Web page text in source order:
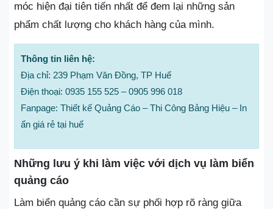
móc hiện đại tiên tiến nhất để đem lại những sản
phẩm chất lượng cho khách hàng của mình.
Thông tin liên hệ:
Địa chỉ: 239 Phạm Văn Đồng, TP Huế
Điện thoại: 0935 155 525 – 0905 996 018
Fanpage: Thiết kế Quảng Cáo – Thi Công Bảng Hiệu – In
ấn giá rẻ tại huế
Những lưu ý khi làm việc với dịch vụ làm biển
quảng cáo
Làm biển quảng cáo cần sự phối hợp rõ ràng giữa